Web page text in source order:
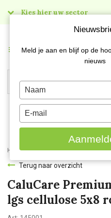
Kies hier uw sector
Menu
Home Webshop Hygienepapier
Terug naar overzicht
CaluCare
lgs cellulose 5x8
Meld je aan en blijf op de
nieuws
Type
your
name
Type
your
email